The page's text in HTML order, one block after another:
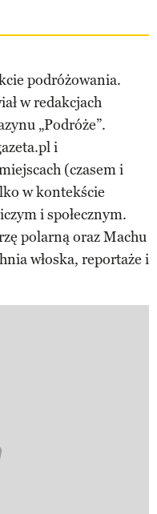
podróżowania.
w redakcjach
„Podróże”.
i
(czasem i
w kontekście
i społecznym.
polarną oraz Machu
włoska, reportaże i